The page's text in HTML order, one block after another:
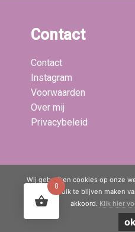
Contact
Contact
Instagram
Voorwaarden
Over mij
Privacybeleid
Laatste blogs:
© Copyright 2020 - 2026 Mama
0
Wij gebruiken cookies op onze
door gebruik te blijven maken
akkoord. Klik hier